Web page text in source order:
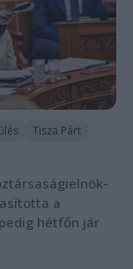
Tisza Párt
a
hétfőn jár